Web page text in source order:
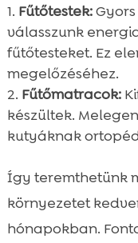
Fűtőtestek:
válasszunk
fűtőtesteket. Ez
megelőzéséhez.
Fűtőmatracok:
készültek.
kutyáknak
Így teremthetünk
környezetet
hónapokban.